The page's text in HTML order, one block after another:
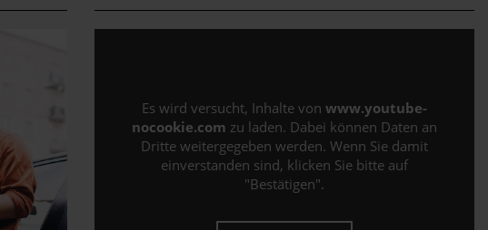
Es wird versucht, Inhalte von www.youtube-
nocookie.com zu laden. Dabei können Daten an
Dritte weitergegeben werden. Wenn Sie damit
einverstanden sind, klicken Sie bitte auf
"Bestätigen".